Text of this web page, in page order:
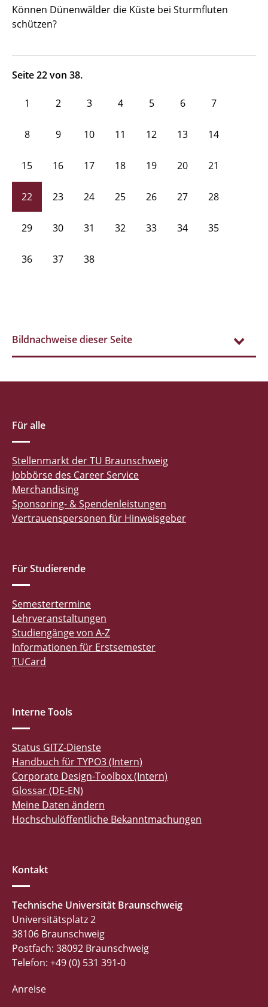
Können Dünenwälder die Küste bei Sturmfluten
schützen?
Seite 22 von 38.
1 2 3 4 5 6 7
8 9 10 11 12 13 14
15 16 17 18 19 20 21
22 23 24 25 26 27 28
29 30 31 32 33 34 35
36 37 38
Bildnachweise dieser Seite
Für alle
Stellenmarkt der TU Braunschweig
Jobbörse des Career Service
Merchandising
Sponsoring- & Spendenleistungen
Vertrauenspersonen für Hinweisgeber
Für Studierende
Semestertermine
Lehrveranstaltungen
Studiengänge von A-Z
Informationen für Erstsemester
TUCard
Interne Tools
Status GITZ-Dienste
Handbuch für TYPO3 (Intern)
Corporate Design-Toolbox (Intern)
Glossar (DE-EN)
Meine Daten ändern
Hochschulöffentliche Bekanntmachungen
Kontakt
Technische Universität Braunschweig
Universitätsplatz 2
38106 Braunschweig
Postfach: 38092 Braunschweig
Telefon: +49 (0) 531 391-0
Anreise